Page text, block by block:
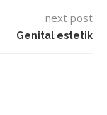
next post
Genital estetik